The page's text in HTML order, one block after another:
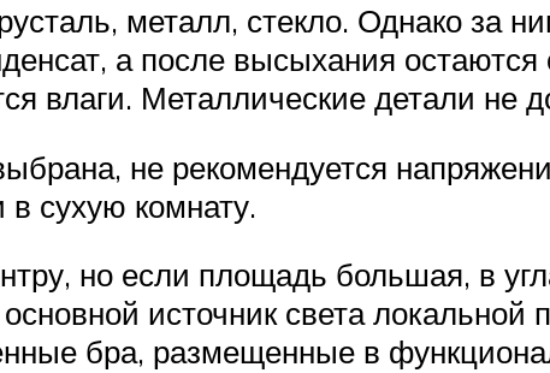
металл, стекло. Однако за
а после высыхания
влаги. Металлические детали не
не рекомендуется
сухую комнату.
но если площадь большая, в
источник света локальной
бра, размещенные в